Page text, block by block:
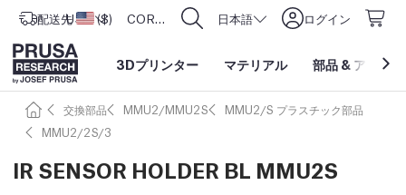
配送先 アメリカ合衆国
USD ($) CORE One L: Now In Stock! 日本語 ログイン
3Dプリンター マテリアル 部品 & アクセ
交換部品 MMU2/MMU2S
MMU2/S プラスチック部品
MMU2/2S/3
IR SENSOR HOLDER BL MMU2S